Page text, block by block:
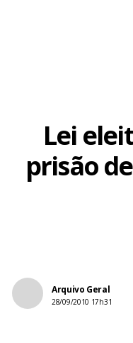
Lei
prisão
Arquivo Geral
28/09/2010 17h31